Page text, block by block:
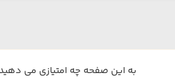
به این صفحه چه امتیازی می